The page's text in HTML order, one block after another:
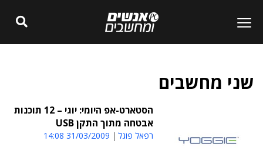
שני מחשבים
הסטארט-אפ היומי: יוגי – 12 תוכנות
אבטחה מתוך התקן USB
רפאל פוגל 31/03/2009 14:08